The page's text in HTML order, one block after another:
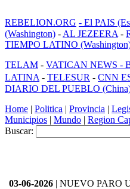
REBELION.ORG - El PAIS
(Washington) - AL JEZEERA -
TIEMPO LATINO
TELAM - VATICAN NEWS -
LATINA - TELESUR - CNN
DIARIO DEL PUEBLO
Home | Politica | Provincia |
Municipios | Mundo | Region
Buscar:
03-06-2026 | NUEVO PARO